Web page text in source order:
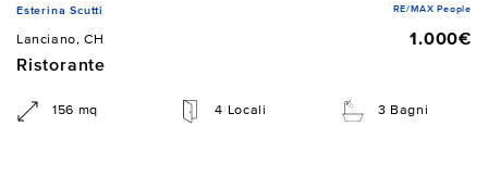
Esterina Scutti RE/MAX People
Lanciano, CH
1.000€
Ristorante
156 mq 4 Locali 3 Bagni